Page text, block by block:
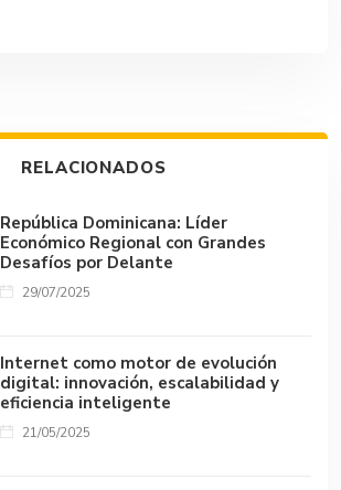
p
p
s n tir
RELACIONADOS
República Dominicana: Líder
Económico Regional con Grandes
Desafíos por Delante
29/07/2025
Internet como motor de evolución
digital: innovación, escalabilidad y
eficiencia inteligente
21/05/2025